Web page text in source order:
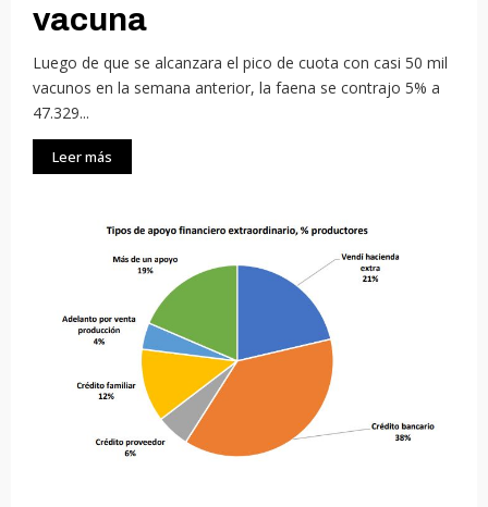
vacuna
Luego de que se alcanzara el pico de cuota con casi 50 mil
vacunos en la semana anterior, la faena se contrajo 5% a
47.329...
Leer más